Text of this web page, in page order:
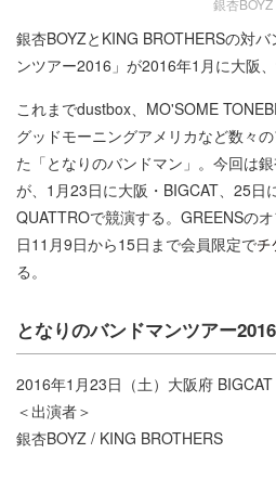
銀杏BOYZとKING BROTHERSの対
ンツアー2016」が2016年1月に大阪、
これまでdustbox、MO'SOME
グッドモーニングアメリカなど数々
た「となりのバンドマン」。今回は
が、1月23日に大阪・BIGCAT、25日
QUATTROで競演する。GREENSの
日11月9日から15日まで会員限定で
る。
となりのバンドマンツアー2016
2016年1月23日（土）大阪府 BIGCAT
＜出演者＞
銀杏BOYZ / KING BROTHERS